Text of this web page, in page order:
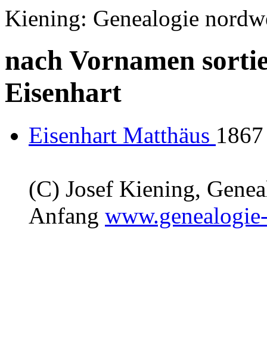
Kiening: Genealogie
nach Vornamen
Eisenhart
Eisenhart Matthäus
(C) Josef Kiening,
Anfang